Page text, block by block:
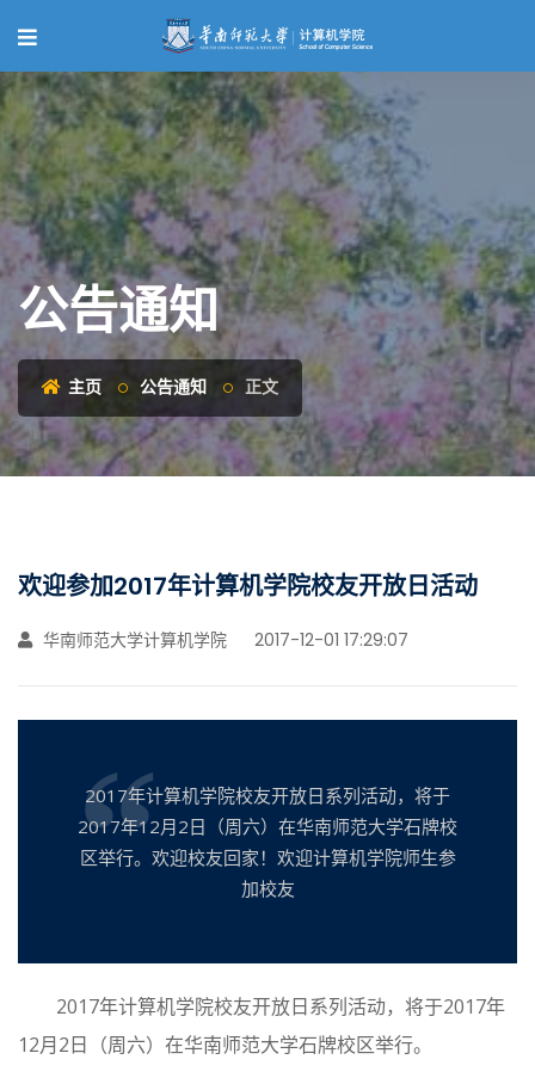
公告通知
主页 公告通知 正文
欢迎参加2017年计算机学院校友开放日活动
华南师范大学计算机学院 2017-12-01 17:29:07
2017年计算机学院校友开放日系列活动，将于
2017年12月2日（周六）在华南师范大学石牌校
区举行。欢迎校友回家！欢迎计算机学院师生参
加校友
2017年计算机学院校友开放日系列活动，将于2017年
12月2日（周六）在华南师范大学石牌校区举行。